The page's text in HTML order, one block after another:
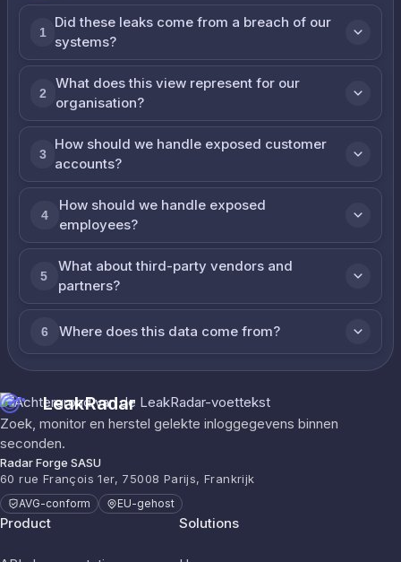
1
Did these leaks come from a breach of our
systems?
2
What does this view represent for our
organisation?
3
How should we handle exposed customer
accounts?
4
How should we handle exposed
employees?
5
What about third-party vendors and
partners?
6 Where does this data come from?
LeakRadar
Zoek, monitor en herstel gelekte inloggegevens binnen
seconden.
Radar Forge SASU
60 rue François 1er, 75008 Parijs, Frankrijk
AVG-conform EU-gehost
Product Solutions